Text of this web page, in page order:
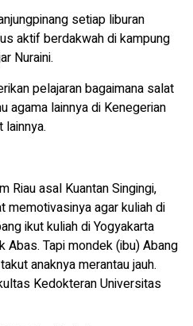
setiap liburan
aktif berdakwah di kampung
Nuraini.
pelajaran bagaimana salat
agama lainnya di Kenegerian
Riau asal Kuantan Singingi,
memotivasinya agar kuliah di
ikut kuliah di Yogyakarta
Abas. Tapi mondek (ibu) Abang
anaknya merantau jauh.
Kedokteran Universitas